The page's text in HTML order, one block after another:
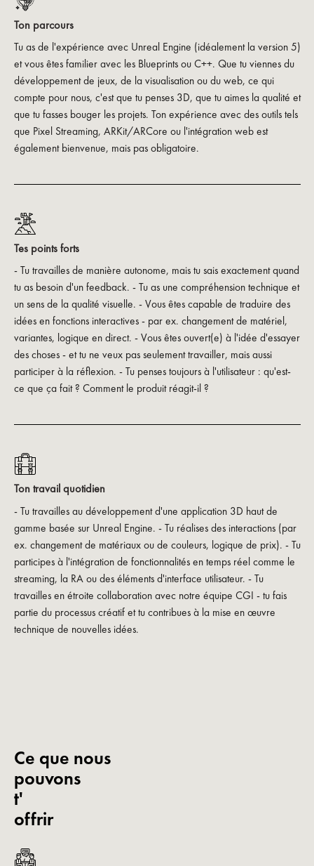
Ton parcours
Tu as de l'expérience avec Unreal Engine (idéalement la version 5)
et vous êtes familier avec les Blueprints ou C++. Que tu viennes du
développement de jeux, de la visualisation ou du web, ce qui
compte pour nous, c'est que tu penses 3D, que tu aimes la qualité et
que tu fasses bouger les projets. Ton expérience avec des outils tels
que Pixel Streaming, ARKit/ARCore ou l'intégration web est
également bienvenue, mais pas obligatoire.
Tes points forts
- Tu travailles de manière autonome, mais tu sais exactement quand
tu as besoin d'un feedback. - Tu as une compréhension technique et
un sens de la qualité visuelle. - Vous êtes capable de traduire des
idées en fonctions interactives - par ex. changement de matériel,
variantes, logique en direct. - Vous êtes ouvert(e) à l'idée d'essayer
des choses - et tu ne veux pas seulement travailler, mais aussi
participer à la réflexion. - Tu penses toujours à l'utilisateur : qu'est-
ce que ça fait ? Comment le produit réagit-il ?
Ton travail quotidien
- Tu travailles au développement d'une application 3D haut de
gamme basée sur Unreal Engine. - Tu réalises des interactions (par
ex. changement de matériaux ou de couleurs, logique de prix). - Tu
participes à l'intégration de fonctionnalités en temps réel comme le
streaming, la RA ou des éléments d'interface utilisateur. - Tu
travailles en étroite collaboration avec notre équipe CGI - tu fais
partie du processus créatif et tu contribues à la mise en œuvre
technique de nouvelles idées.
Ce que nous
pouvons
t'
offrir